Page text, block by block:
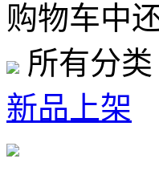
购物车中
所有分类
新品上架